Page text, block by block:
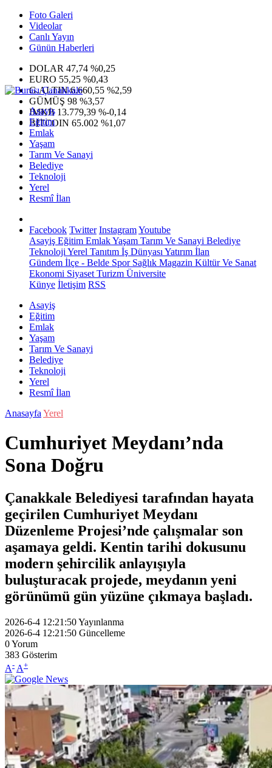
Foto Galeri
Videolar
Canlı Yayın
Günün Haberleri
DOLAR 47,74 %0,25
EURO 55,25 %0,43
G.ALTIN6.660,55 %2,59
GÜMÜŞ 98 %3,57
IMKB 13.779,39 %-0,14
BITCOIN 65.002 %1,07
Asayiş
Eğitim
Emlak
Yaşam
Tarım Ve Sanayi
Belediye
Teknoloji
Yerel
Resmî İlan
Facebook Twitter InstagramYoutube
Asayiş Eğitim EmlakYaşam Tarım Ve Sanayi Belediye
Teknoloji Yerel Tanıtım İş Dünyası Yatırım İlan
Gündem İlçe - Belde SporSağlık Magazin Kültür Ve Sanat
Ekonomi Siyaset Turizm Üniversite
Künye İletişim RSS
Asayiş
Eğitim
Emlak
Yaşam
Tarım Ve Sanayi
Belediye
Teknoloji
Yerel
Resmî İlan
Anasayfa Yerel
Cumhuriyet Meydanı’nda
Sona Doğru
Çanakkale Belediyesi tarafından hayata
geçirilen Cumhuriyet Meydanı
Düzenleme Projesi’nde çalışmalar son
aşamaya geldi. Kentin tarihi dokusunu
modern şehircilik anlayışıyla
buluşturacak projede, meydanın yeni
görünümü gün yüzüne çıkmaya başladı.
2026-6-4 12:21:50Yayınlanma
2026-6-4 12:21:50 Güncelleme
0Yorum
383 Gösterim
A- A+